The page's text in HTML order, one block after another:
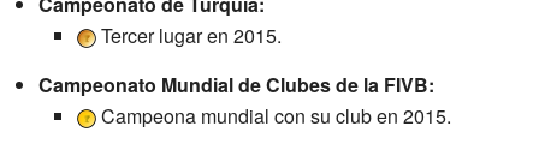
Tercer lugar en 2015.
Campeonato Mundial de Clubes de la FIVB:
Campeona mundial con su club en 2015.